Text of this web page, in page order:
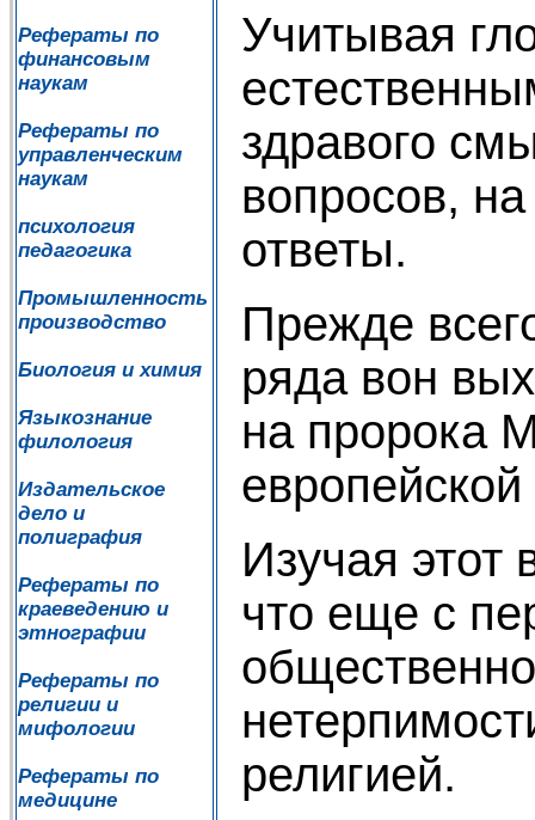
Рефераты по
финансовым
наукам
Рефераты по
управленческим
наукам
психология
педагогика
Промышленность
производство
Биология и химия
Языкознание
филология
Издательское
дело и
полиграфия
Рефераты по
краеведению и
этнографии
Рефераты по
религии и
мифологии
Рефераты по
медицине
Учитывая
здравого
вопросов,
ответы.
Прежде
ряда вон
на пророка
Изучая этот
что еще с
религией.